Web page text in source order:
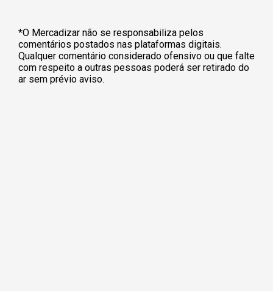
*O Mercadizar não se responsabiliza pelos
comentários postados nas plataformas digitais.
Qualquer comentário considerado ofensivo ou que falte
com respeito a outras pessoas poderá ser retirado do
ar sem prévio aviso.